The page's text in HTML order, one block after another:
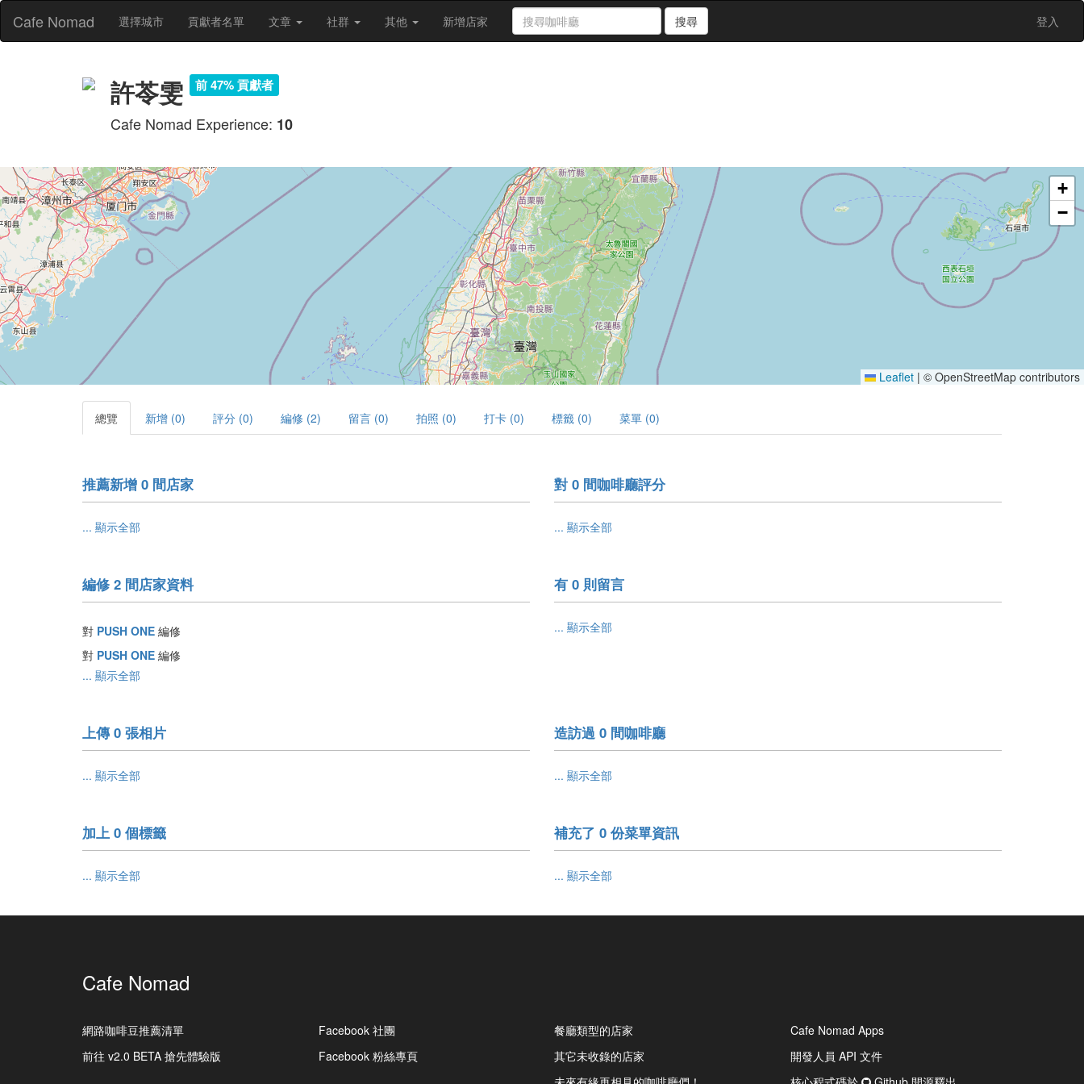
Cafe Nomad 選擇城市 貢獻者名單 文章 社群 其他 新增店家 搜尋 登入
許苓雯 前 47% 貢獻者
Cafe Nomad Experience: 10
+
−
Leaflet | © OpenStreetMap contributors
總覽 新增 (0) 評分 (0) 編修 (2) 留言 (0) 拍照 (0) 打卡 (0) 標籤 (0) 菜單 (0)
推薦新增 0 間店家
... 顯示全部
對 0 間咖啡廳評分
... 顯示全部
編修 2 間店家資料
對 PUSH ONE 編修
對 PUSH ONE 編修
... 顯示全部
有 0 則留言
... 顯示全部
上傳 0 張相片
... 顯示全部
造訪過 0 間咖啡廳
... 顯示全部
加上 0 個標籤
... 顯示全部
補充了 0 份菜單資訊
... 顯示全部
Cafe Nomad
網路咖啡豆推薦清單
前往 v2.0 BETA 搶先體驗版
Facebook 社團
Facebook 粉絲專頁
餐廳類型的店家
其它未收錄的店家
Cafe Nomad Apps
開發人員 API 文件